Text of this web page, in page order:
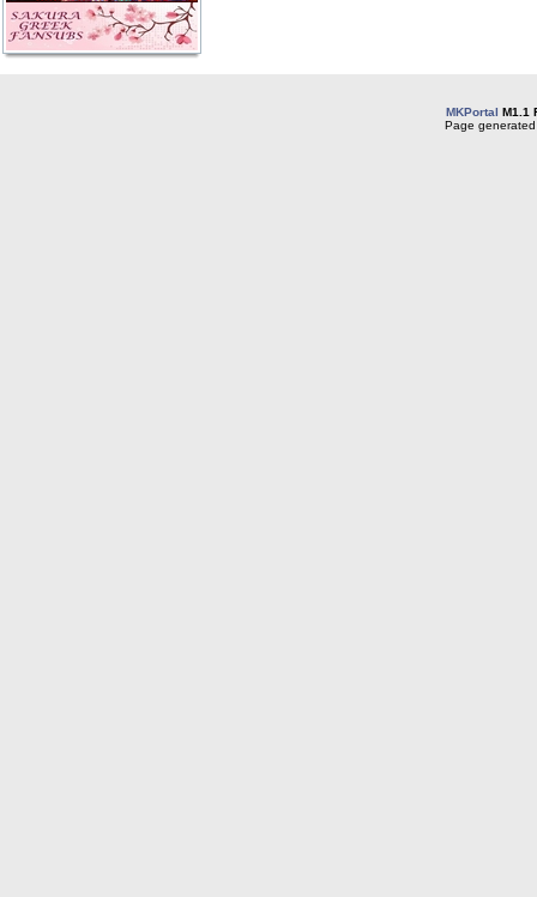
MKPortal M1.1
Page